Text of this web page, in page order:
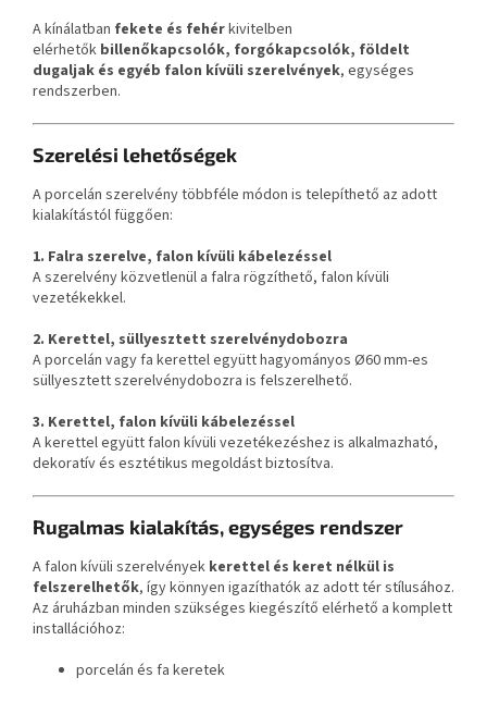
A kínálatban fekete és fehérkivitelben
elérhetők billenőkapcsolók, forgókapcsolók, földelt
dugaljak és egyéb falon kívüli szerelvények, egységes
rendszerben.
Szerelési lehetőségek
A porcelán szerelvény többféle módon is telepíthető az adott
kialakítástól függően:
1. Falra szerelve, falon kívüli kábelezéssel
A szerelvény közvetlenül a falra rögzíthető, falon kívüli
vezetékekkel.
2. Kerettel, süllyesztett szerelvénydobozra
A porcelán vagy fa kerettel együtt hagyományos Ø60 mm-es
süllyesztett szerelvénydobozra is felszerelhető.
3. Kerettel, falon kívüli kábelezéssel
A kerettel együtt falon kívüli vezetékezéshez is alkalmazható,
dekoratív és esztétikus megoldást biztosítva.
Rugalmas kialakítás, egységes rendszer
A falon kívüli szerelvények kerettel és keret nélkül is
felszerelhetők, így könnyen igazíthatók az adott tér stílusához.
Az áruházban minden szükséges kiegészítő elérhető a komplett
installációhoz:
porcelán és fa keretek